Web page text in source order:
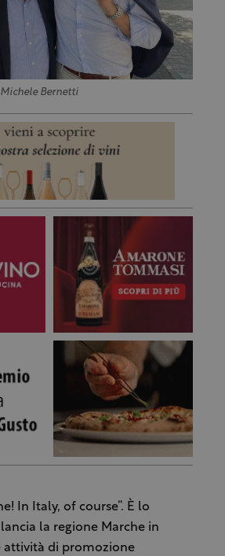
Bernetti
In Italy, of course”. È lo
la regione Marche in
attività di promozione